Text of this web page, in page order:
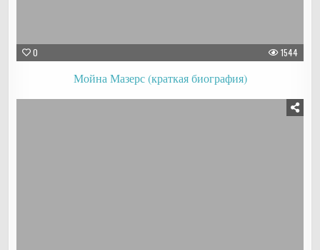
0 1544
Мойна Мазерс (краткая биография)